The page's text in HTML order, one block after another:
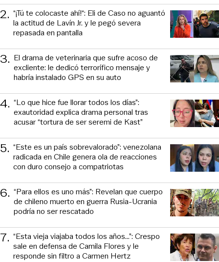
2. “¡Tú te colocaste ahí!“: Eli de Caso no aguantó
la actitud de Lavín Jr. y le pegó severa
repasada en pantalla
3. El drama de veterinaria que sufre acoso de
excliente: le dedicó terrorífico mensaje y
habría instalado GPS en su auto
4. “Lo que hice fue llorar todos los días”:
exautoridad explica drama personal tras
acusar “tortura de ser seremi de Kast”
5. “Este es un país sobrevalorado”: venezolana
radicada en Chile genera ola de reacciones
con duro consejo a compatriotas
6. “Para ellos es uno más”: Revelan que cuerpo
de chileno muerto en guerra Rusia-Ucrania
podría no ser rescatado
7. “Esta vieja viajaba todos los años...”: Crespo
sale en defensa de Camila Flores y le
responde sin filtro a Carmen Hertz